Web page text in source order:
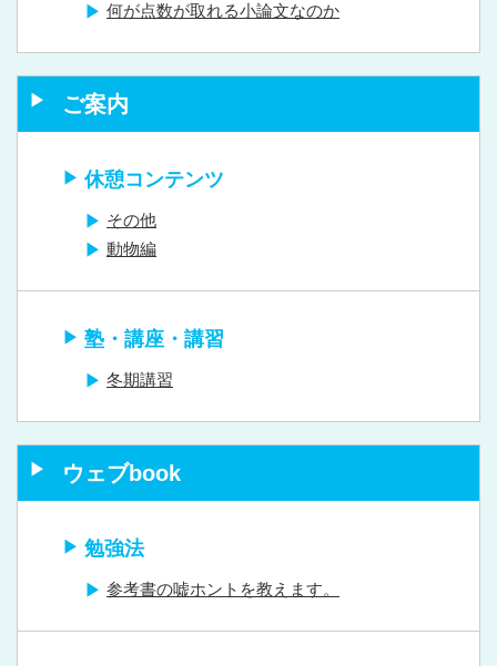
何が点数が取れる小論文なのか
ご案内
休憩コンテンツ
その他
動物編
塾・講座・講習
冬期講習
ウェブbook
勉強法
参考書の嘘ホントを教えます。